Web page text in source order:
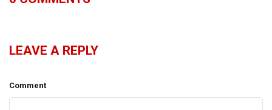
LEAVE A REPLY
Comment